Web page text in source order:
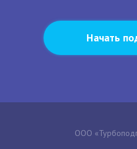
Начать
ООО